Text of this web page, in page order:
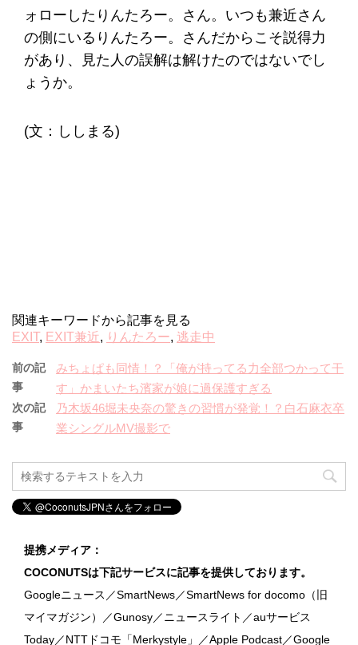
ォローしたりんたろー。さん。いつも兼近さん
の側にいるりんたろー。さんだからこそ説得力
があり、見た人の誤解は解けたのではないでし
ょうか。
(文：ししまる)
関連キーワードから記事を見る
EXIT, EXIT兼近, りんたろー, 逃走中
前の記
事
みちょぱも同情！？「俺が持ってる力全部つかって干
す」かまいたち濱家が娘に過保護すぎる
次の記
事
乃木坂46堀未央奈の驚きの習慣が発覚！？白石麻衣卒
業シングルMV撮影で
提携メディア：
COCONUTSは下記サービスに記事を提供しております。
Googleニュース／SmartNews／SmartNews for docomo（旧
マイマガジン）／Gunosy／ニュースライト／auサービス
Today／NTTドコモ「Merkystyle」／Apple Podcast／Google